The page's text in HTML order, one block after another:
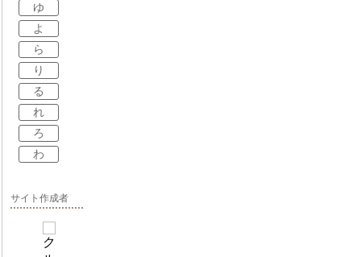
ゆ
よ
ら
り
る
れ
ろ
わ
サイト作成者